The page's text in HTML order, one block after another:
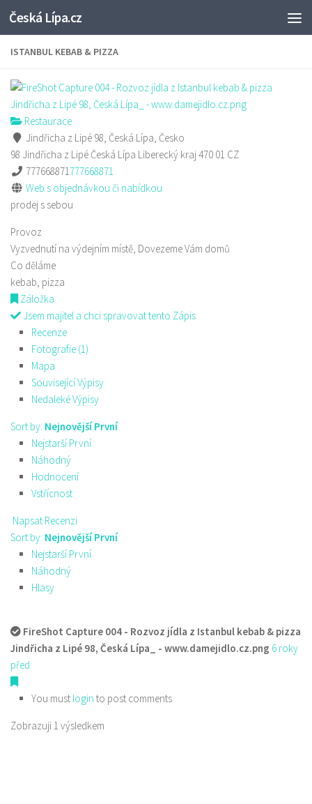
Skip to content
Česká Lípa.cz
ISTANBUL KEBAB & PIZZA
Restaurace
Jindřicha z Lipé 98, Česká Lípa, Česko
98 Jindřicha z Lipé Česká Lípa Liberecký kraj470 01 CZ
777668871777668871
Web s objednávkou či nabídkou
prodej s sebou
Provoz
Vyzvednutí na výdejním místě, Dovezeme Vám domů
Co děláme
kebab, pizza
Záložka
Jsem majitel a chci spravovat tento Zápis
Recenze
Fotografie (1)
Mapa
Související Výpisy
Nedaleké Výpisy
Sort by: Nejnovější První
Nejstarší První
Náhodný
Hodnocení
Vstřícnost
Napsat Recenzi
Sort by: Nejnovější První
Nejstarší První
Náhodný
Hlasy
FireShot Capture 004 - Rozvoz jídla z Istanbul kebab & pizza
Jindřicha z Lipé 98, Česká Lípa_ - www.damejidlo.cz.png 6 roky
před
You must login to post comments
Zobrazuji 1 výsledkem